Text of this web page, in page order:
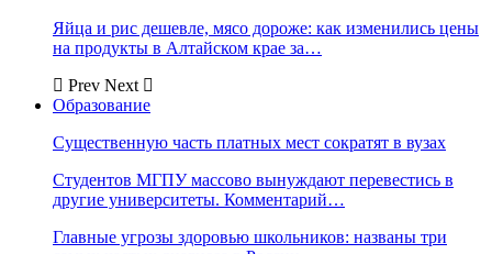
Яйца и рис дешевле, мясо дороже: как изменились цены
на продукты в Алтайском крае за…
Prev Next
Образование
Существенную часть платных мест сократят в вузах
Студентов МГПУ массово вынуждают перевестись в
другие университеты. Комментарий…
Главные угрозы здоровью школьников: названы три